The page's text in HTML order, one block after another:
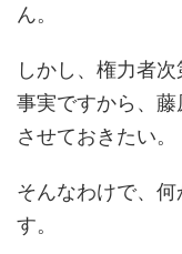
ん。
しかし、権力者
事実ですから、
させておきたい。
そんなわけで、
す。